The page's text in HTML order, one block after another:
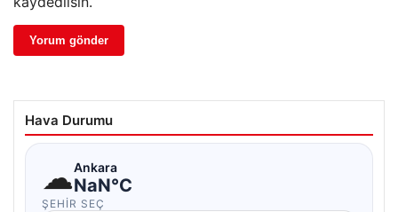
Hava Durumu
☁Ankara
NaN°C
ŞEHIR SEÇ